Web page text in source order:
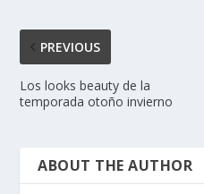
PREVIOUS
Los looks beauty de la
temporada otoño invierno
ABOUT THE AUTHOR